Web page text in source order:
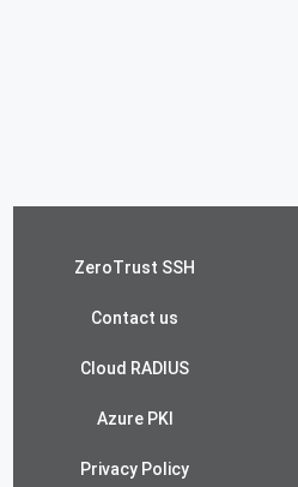
ZeroTrust SSH
Contact us
Cloud RADIUS
Azure PKI
Privacy Policy